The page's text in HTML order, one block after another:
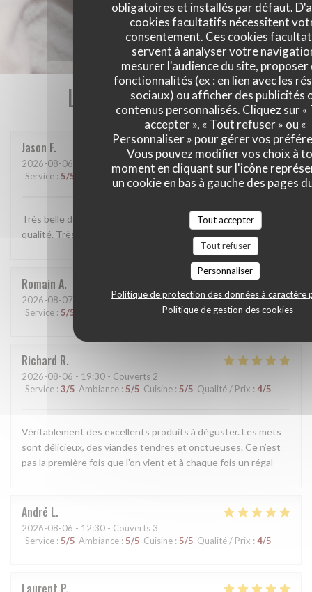
obligatoires et installés par défaut.
cookies facultatifs nécessitent
consentement. Ces cookies
servent à analyser votre
mesurer l'audience du site, proposer
fonctionnalités (ex : en lien avec les
sociaux) ou afficher des publicités
contenus personnalisés. Cliquez sur «
accepter », « Tout refuser » ou «
Personnaliser » pour gérer vos
Vous pouvez modifier vos choix à
moment en cliquant sur l'icône
un cookie en bas à gauche des pages
Tout accepter
Tout refuser
Personnaliser
Politique de protection des données à caractère
Politique de gestion des cookies
Les avis de nos clients
Jason F
2026-08-06 - 12:30 - Couverts 2
Service : 5/5 Ambiance:5/5 Cuisine :5/5 Qualité / Prix: 5/5
Très belle découverte , viande d'exception et service de
qualité. Très bon moment je recommande !
Romain A
2026-08-07 - 12:30 - Couverts 2
Service : 5/5 Cuisine:5/5 Qualité / Prix:5/5
Richard R
2026-08-06 - 19:30 - Couverts 2
Service : 3/5 Ambiance : 5/5 Cuisine : 5/5 Qualité / Prix : 4/5
Véritablement des excellents produits à déguster. Les mets
sont délicieux, des viandes tendres et onctueuses. Ce n’est
pas la première fois que l’on vient et à chaque fois un régal
André L
2026-08-06 - 12:30 - Couverts 3
Service : 5/5 Ambiance : 5/5 Cuisine : 5/5 Qualité / Prix : 4/5